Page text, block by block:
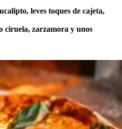
leves toques de cajeta,
ciruela, zarzamora y unos